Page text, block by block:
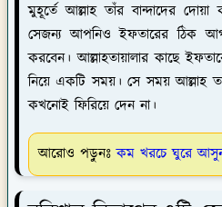
মুহূর্তে আল্লাহ তাঁর বান্দাদের
সেজন্য আপনিও ইফতারের ঠিক আগ
করবেন। আল্লাহতায়ালার কাছে
নিয়ে একটি সময়। সে সময় আল্লাহ তার
কখনোই ফিরিয়ে দেন না।
আরোও পড়ুনঃকম খরচে ঘুরে আসুন